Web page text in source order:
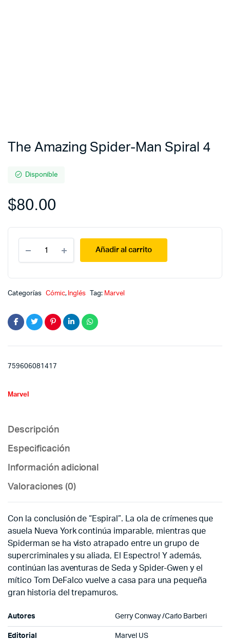
The Amazing Spider-Man Spiral 4
Disponible
$80.00
Amazing
Spider-
4
Añadir al carrito
Categorías Cómic, Inglés Tag: Marvel
759606081417
Marvel
Descripción
Especificación
Información adicional
Valoraciones (0)
Con la conclusión de “Espiral”. La ola de crímenes que
asuela Nueva York continúa imparable, mientras que
Spiderman se ha visto atrapado entre un grupo de
supercriminales y su aliada, El Espectro! Y además,
continúan las aventuras de Seda y Spider-Gwen y el
mítico Tom DeFalco vuelve a casa para una pequeña
gran historia del trepamuros.
Autores Gerry Conway /Carlo Barberi
Editorial Marvel US